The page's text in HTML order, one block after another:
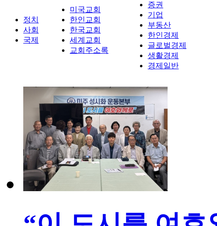
정치
사회
국제
미국교회
한인교회
한국교회
세계교회
교회주소록
증권
기업
부동산
한인경제
글로벌경제
생활경제
경제일반